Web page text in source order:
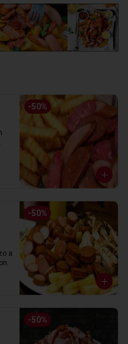
-50%
-50%
a
-50%